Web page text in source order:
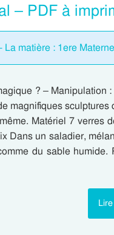
– PDF à
La matière : 1ere
? – Manipulation
magnifiques
Matériel 7 verres
Dans un saladier,
du sable humide.